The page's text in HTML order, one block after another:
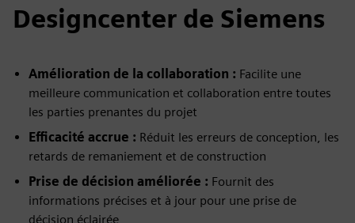
Designcenter de Siemens
Amélioration de la collaboration : Facilite une
meilleure communication et collaboration entre toutes
les parties prenantes du projet
Efficacité accrue : Réduit les erreurs de conception, les
retards de remaniement et de construction
Prise de décision améliorée : Fournit des
informations précises et à jour pour une prise de
décision éclairée